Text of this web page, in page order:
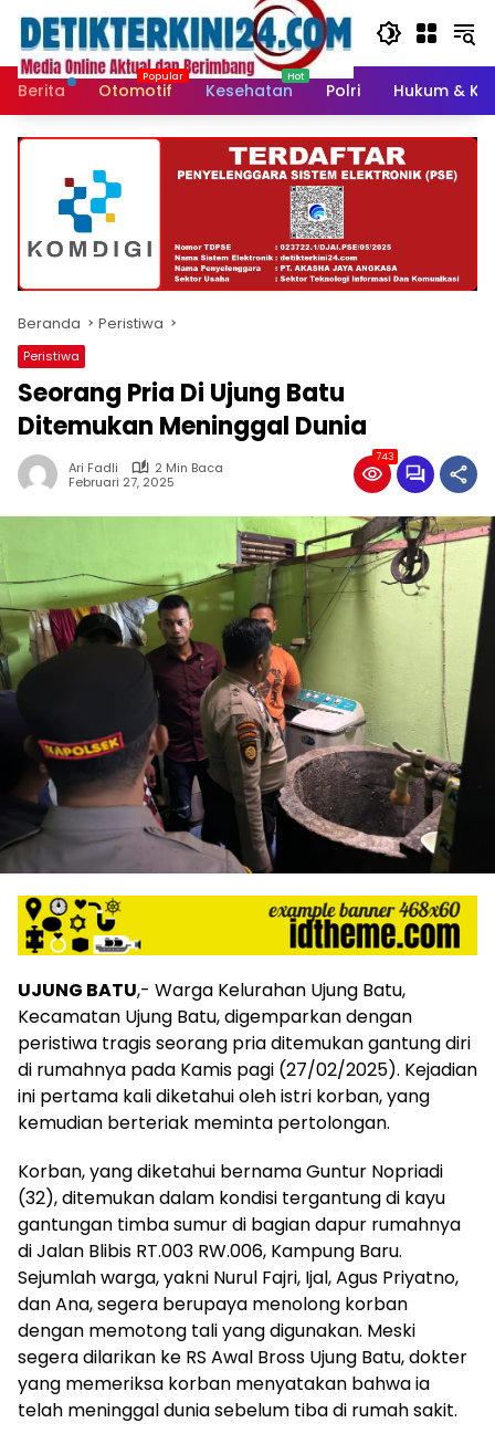
Langsung
konten
Berita
Otomotif Kesehatan Polri Hukum &
Beranda Peristiwa
Peristiwa
Seorang Pria Di Ujung Batu
Ditemukan Meninggal Dunia
Ari Fadli
2 Min Baca
Februari 27, 2025
743
UJUNG BATU,- Warga Kelurahan Ujung Batu,
Kecamatan Ujung Batu, digemparkan dengan
peristiwa tragis seorang pria ditemukan gantung diri
di rumahnya pada Kamis pagi (27/02/2025). Kejadian
ini pertama kali diketahui oleh istri korban, yang
kemudian berteriak meminta pertolongan.
Korban, yang diketahui bernama Guntur Nopriadi
(32), ditemukan dalam kondisi tergantung di kayu
gantungan timba sumur di bagian dapur rumahnya
di Jalan Blibis RT.003 RW.006, Kampung Baru.
Sejumlah warga, yakni Nurul Fajri, Ijal, Agus Priyatno,
dan Ana, segera berupaya menolong korban
dengan memotong tali yang digunakan. Meski
segera dilarikan ke RS Awal Bross Ujung Batu, dokter
yang memeriksa korban menyatakan bahwa ia
telah meninggal dunia sebelum tiba di rumah sakit.